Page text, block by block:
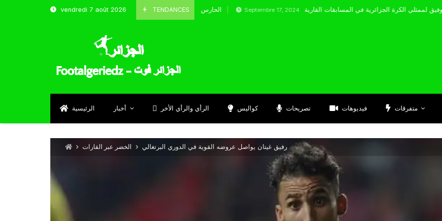
vendredi 7 août 2026 TENDANCES
الحارس بوحلفاية يتحدث عن طموحاته مع المنتخب و شباب قسنطينة Septembre 17, 2024
الرئيسية أخبار الرأي والرأي الأخر كواليس تصريحات فيديوهات متفرقات
الخضر عبر القارات رفيق غيتان يواصل عروضه القوية في الدوري البرتغالي